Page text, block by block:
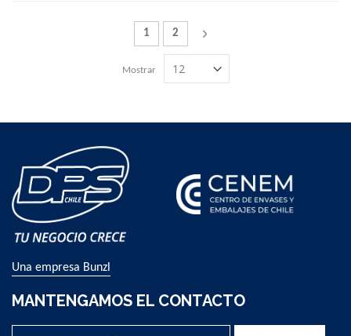
Página
Actualmente estás leyendo la página
1 Página
2 Página
Siguiente
Mostrar
Una empresa Bunzl
MANTENGAMOS EL CONTACTO